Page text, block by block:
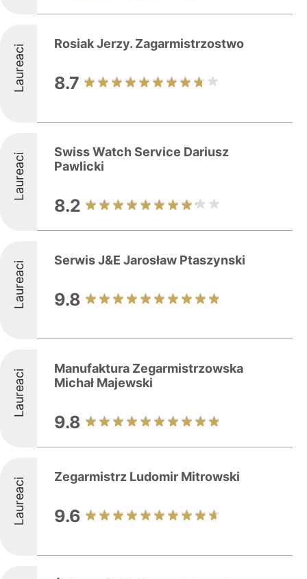
Laureaci Rosiak Jerzy. Zagarmistrzostwo
8.7
Laureaci
Swiss Watch Service Dariusz
Pawlicki
8.2
Laureaci Serwis J&E Jarosław Ptaszynski
9.8
Laureaci
Manufaktura Zegarmistrzowska
Michał Majewski
9.8
Laureaci Zegarmistrz Ludomir Mitrowski
9.6